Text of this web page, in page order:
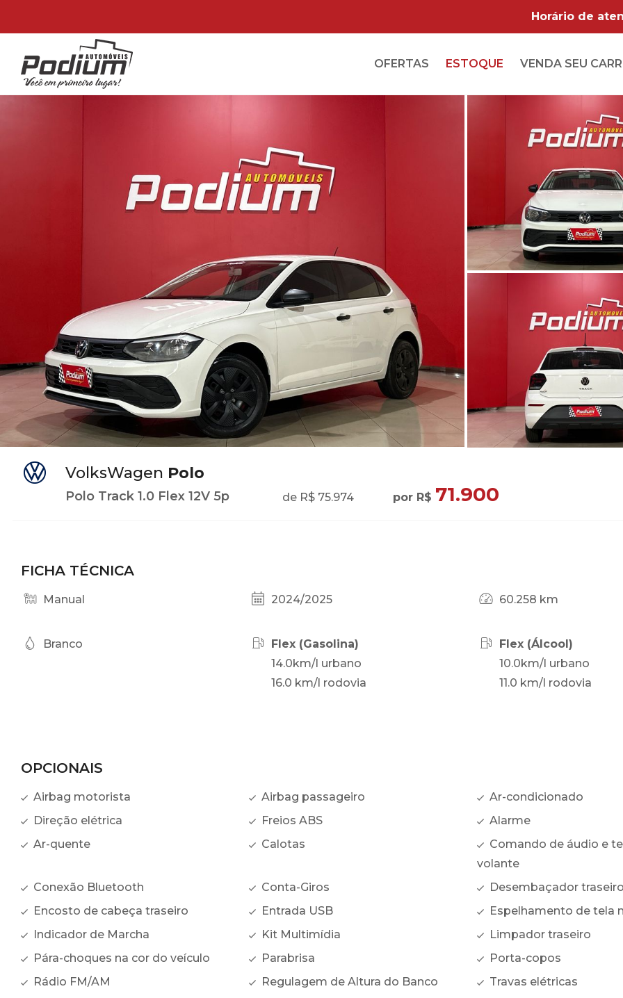
Horário de
OFERTAS ESTOQUE VENDA SEU
VolksWagen Polo
Polo Track 1.0 Flex 12V 5p de R$ 75.974 por R$ 71.900
FICHA TÉCNICA
Manual 2024/2025 60.258 km
Branco
Flex (Gasolina)
14.0km/l urbano
16.0 km/l rodovia
Flex (Álcool)
10.0km/l urbano
11.0 km/l rodovia
OPCIONAIS
Airbag motorista Airbag passageiro
Ar-condicionado
Direção elétrica
Freios ABS
Alarme
Ar-quente
Calotas
Comando de áudio e
volante
Conexão Bluetooth
Conta-Giros
Desembaçador traseiro
Encosto de cabeça traseiro
Entrada USB
Espelhamento de tela
Indicador de Marcha
Kit Multimídia
Limpador traseiro
Pára-choques na cor do veículo
Parabrisa
Porta-copos
Rádio FM/AM
Regulagem de Altura do Banco
Travas elétricas